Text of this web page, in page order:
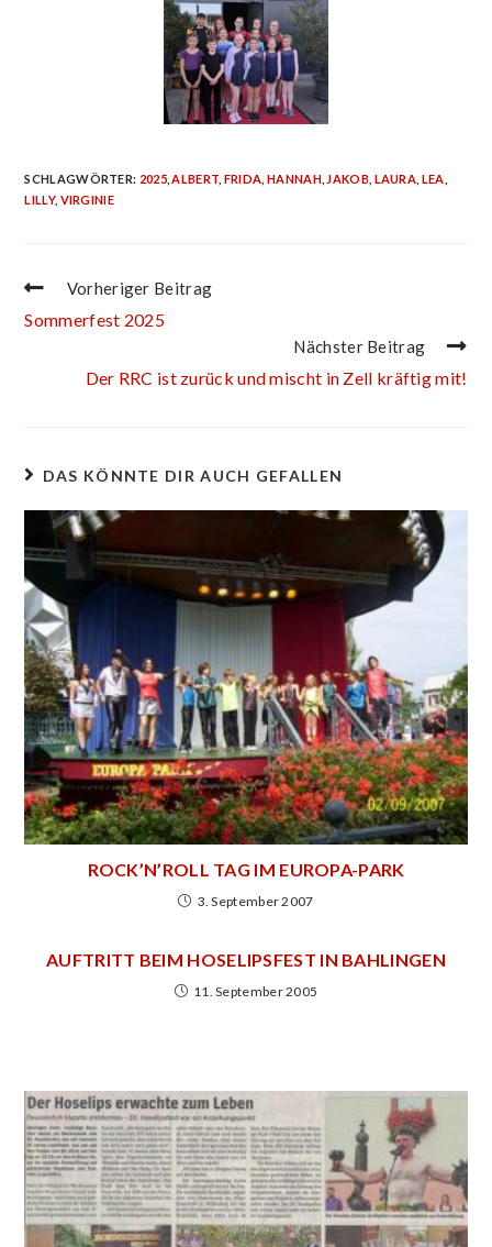
SCHLAGWÖRTER: 2025, ALBERT FRIDA HANNAH, JAKOB LAURA LEA
LILLY, VIRGINIE
Vorheriger Beitrag
Sommerfest 2025
Nächster Beitrag
Der RRC ist zurück und mischt in Zell kräftig mit!
DAS KÖNNTE DIR AUCH GEFALLEN
ROCK’N’ROLL TAG IM EUROPA-PARK
3. September 2007
AUFTRITT BEIM HOSELIPSFEST IN BAHLINGEN
11. September 2005